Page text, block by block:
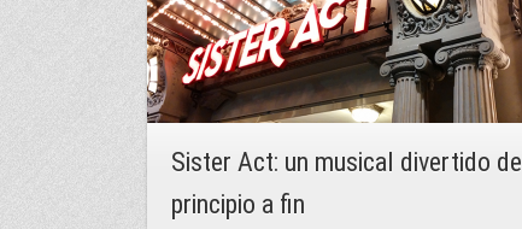
Sister Act: un musical divertido de
principio a fin